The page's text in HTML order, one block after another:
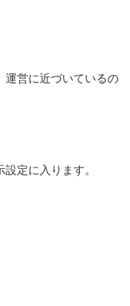
運営に近づいているの
定に入ります。